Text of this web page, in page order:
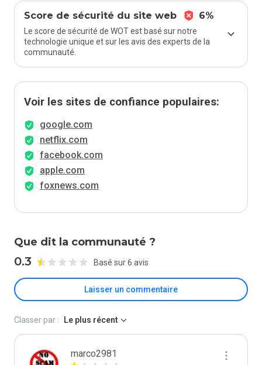
Score de sécurité du site web 6%
Le score de sécurité de WOT est basé sur notre
technologie unique et sur les avis des experts de la
communauté.
Voir les sites de confiance populaires:
google.com
netflix.com
facebook.com
apple.com
foxnews.com
Que dit la communauté ?
0.3 Basé sur 6 avis
Laisser un commentaire
Classer par : Le plus récent
marco2981